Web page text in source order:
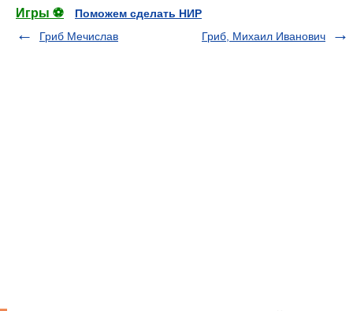
Игры ⚽
Поможем сделать НИР
Гриб Мечислав
Гриб, Михаил Иванович